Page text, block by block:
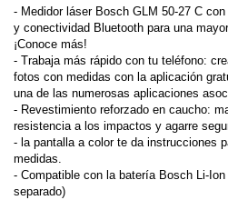
- Medidor láser Bosch GLM 50-27 C
y conectividad Bluetooth para una
¡Conoce más!
- Trabaja más rápido con tu teléfono:
fotos con medidas con la aplicación
una de las numerosas aplicaciones
- Revestimiento reforzado en caucho:
resistencia a los impactos y agarre
- la pantalla a color te da instrucciones
medidas.
- Compatible con la batería Bosch Li-
separado)